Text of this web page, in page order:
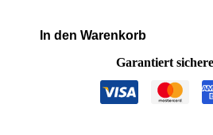
In den Warenkorb
Garantiert